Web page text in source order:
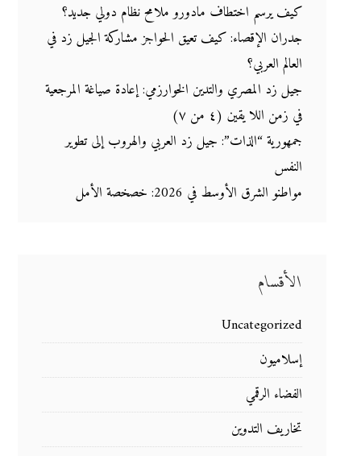
كيف يرسم اختطاف مادورو ملامح نظام دولي جديد؟
جدران الإقصاء: كيف تعيق الحواجز مشاركة الجيل زد في
العالم العربي؟
جيل زد المصري والتدين الخوارزمي: إعادة صياغة المرجعية
في زمن اللا يقين (٤ من ٧)
جمهورية “الذات”: جيل زد العربي والهروب إلى تطوير
النفس
مواطنو الشرق الأوسط في 2026: خصخصة الأمل
الأقسام
Uncategorized
إسلاميون
الفضاء الرقمي
تخاريف التدوين